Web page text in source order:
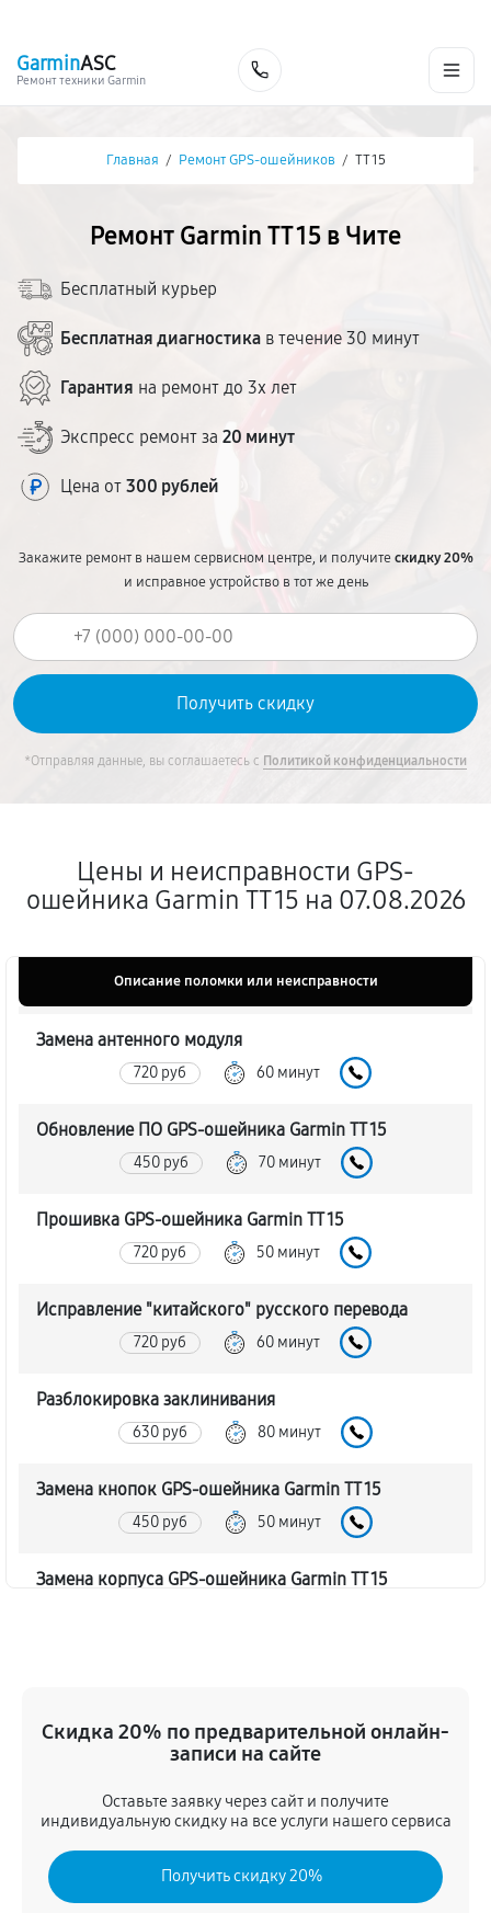
GarminASC
Ремонт техники Garmin
Главная / Ремонт GPS-ошейников / TT 15
Ремонт Garmin TT 15 в Чите
Бесплатный курьер
Бесплатная диагностика в течение 30 минут
Гарантия на ремонт до 3х лет
Экспресс ремонт за 20 минут
Цена от 300 рублей
Закажите ремонт в нашем сервисном центре, и получитескидку 20%
и исправное устройство в тот же день
*Отправляя данные, вы соглашаетесь с Политикой конфиденциальности
Цены и неисправности GPS-
ошейника Garmin TT 15 на 07.08.2026
Описание поломки или неисправности
Замена антенного модуля
720 руб 60 минут
Обновление ПО GPS-ошейника Garmin TT 15
450 руб 70 минут
Прошивка GPS-ошейника Garmin TT 15
720 руб 50 минут
Исправление "китайского" русского перевода
720 руб 60 минут
Разблокировка заклинивания
630 руб 80 минут
Замена кнопок GPS-ошейника Garmin TT 15
450 руб 50 минут
Замена корпуса GPS-ошейника Garmin TT 15
Замена контроллер питания
60 минут
Восстановление после попадания влаги
680 руб 70 минут
Скидка 20% по предварительной онлайн-
записи на сайте
Оставьте заявку через сайт и получите
индивидуальную скидку на все услуги нашего сервиса
Получить скидку 20%